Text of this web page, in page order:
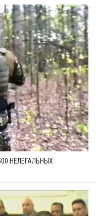
НЕЛЕГАЛЬНЫХ